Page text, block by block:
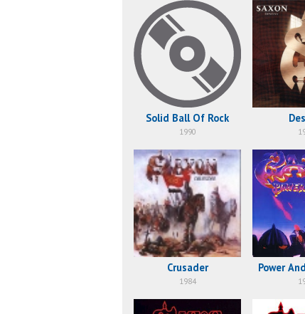
Solid Ball Of Rock
1990
Crusader
1984
Power